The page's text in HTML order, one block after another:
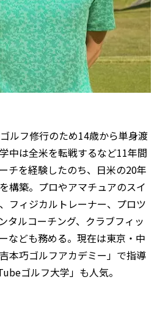
ルフ修行のため14歳から単身渡
中は全米を転戦するなど11年間
チを経験したのち、日米の20年
構築。プロやアマチュアのスイ
フィジカルトレーナー、プロツ
タルコーチング、クラブフィッ
なども務める。現在は東京・中
本巧ゴルフアカデミー」で指導
ゴルフ大学」も人気。